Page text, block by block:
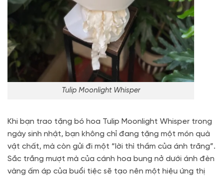
Tulip Moonlight Whisper
Khi bạn trao tặng bó hoa Tulip Moonlight Whisper trong
ngày sinh nhật, bạn không chỉ đang tặng một món quà
vật chất, mà còn gửi đi một “lời thì thầm của ánh trăng”.
Sắc trắng mượt mà của cánh hoa bung nở dưới ánh đèn
vàng ấm áp của buổi tiệc sẽ tạo nên một hiệu ứng thị